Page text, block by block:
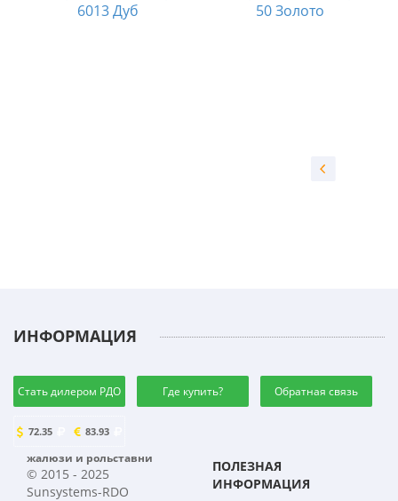
6013 Дуб
50 Золото
ИНФОРМАЦИЯ
Стать дилером РДО Где купить? Обратная связь
72.35 83.93
жалюзи и рольставни
© 2015 - 2025
Sunsystems-RDO
ПОЛЕЗНАЯ
ИНФОРМАЦИЯ